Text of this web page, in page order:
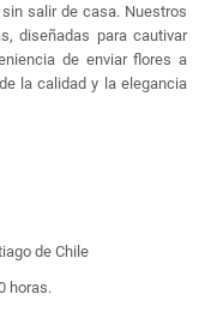
salir de casa. Nuestros
diseñadas para cautivar
de enviar flores a
la calidad y la elegancia
de Chile
horas.